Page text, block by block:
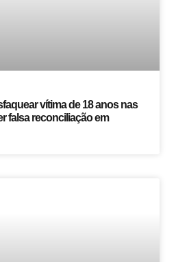
vítima de 18 anos nas
falsa reconciliação em